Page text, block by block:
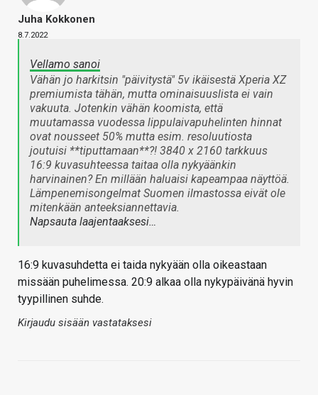
Juha Kokkonen
8.7.2022
Vellamo sanoi
Vähän jo harkitsin "päivitystä" 5v ikäisestä Xperia XZ
premiumista tähän, mutta ominaisuuslista ei vain
vakuuta. Jotenkin vähän koomista, että
muutamassa vuodessa lippulaivapuhelinten hinnat
ovat nousseet 50% mutta esim. resoluutiosta
joutuisi **tiputtamaan**?! 3840 x 2160 tarkkuus
16:9 kuvasuhteessa taitaa olla nykyäänkin
harvinainen? En millään haluaisi kapeampaa näyttöä.
Lämpenemisongelmat Suomen ilmastossa eivät ole
mitenkään anteeksiannettavia.
Napsauta laajentaaksesi…
16:9 kuvasuhdetta ei taida nykyään olla oikeastaan
missään puhelimessa. 20:9 alkaa olla nykypäivänä hyvin
tyypillinen suhde.
Kirjaudu sisään vastataksesi